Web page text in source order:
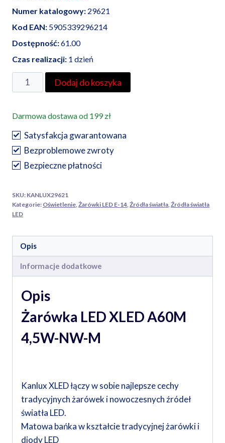
Numer katalogowy: 29621
Kod EAN: 5905339296214
Dostępność:61.00
Czas realizacji: 1 dzień
ilość
Kanlux
LED
XLED
C35E14
4,5W-
NW-
Dodaj do koszyka
Darmowa dostawa od 199 zł
Satysfakcja gwarantowana
Bezproblemowe zwroty
Bezpieczne płatności
SKU: KANLUX29621
Kategorie: Oświetlenie Żarówki LED E-14 Źródła światła Źródła światła
LED
Opis
Informacje dodatkowe
Opis
Żarówka LED XLED A60M
4,5W-NW-M
Kanlux XLED łączy w sobie najlepsze cechy
tradycyjnych żarówek i nowoczesnych źródeł
światła LED.
Matowa bańka w kształcie tradycyjnej żarówki i
diody LED